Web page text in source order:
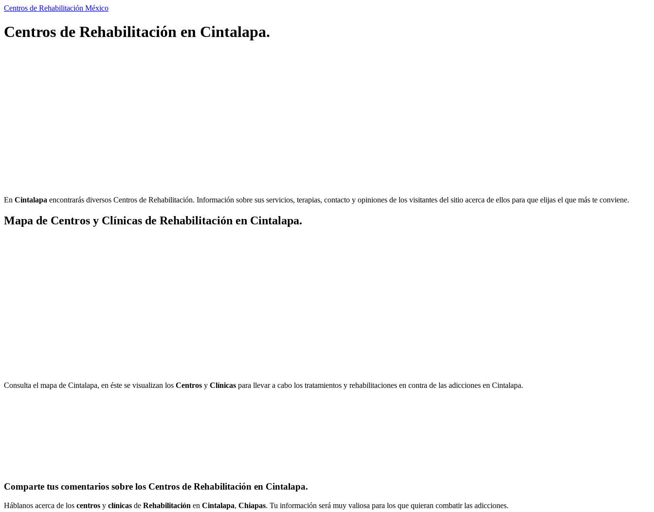
Centros de Rehabilitación México
Centros de Rehabilitación en Cintalapa.
En Cintalapa encontrarás diversos Centros de Rehabilitación. Información sobre sus servicios, terapias, contacto y opiniones de los visitantes del sitio acerca de ellos para que elijas el que más te conviene.
Mapa de Centros y Clínicas de Rehabilitación en Cintalapa.
Consulta el mapa de Cintalapa, en éste se visualizan los Centros y Clínicas para llevar a cabo los tratamientos y rehabilitaciones en contra de las adicciones en Cintalapa.
Comparte tus comentarios sobre los Centros de Rehabilitación en Cintalapa.
Háblanos acerca de los centros y clínicas de Rehabilitación en Cintalapa, Chiapas. Tu información será muy valiosa para los que quieran combatir las adicciones.